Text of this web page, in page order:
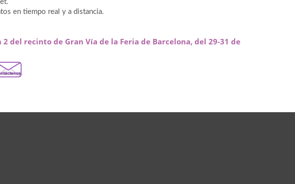
en tiempo real y a distancia.
2 del recinto de Gran Vía de la Feria de Barcelona, del 29-31 de